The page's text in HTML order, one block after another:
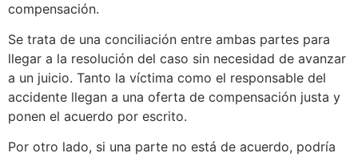
compensación.
Se trata de una conciliación entre ambas partes para
llegar a la resolución del caso sin necesidad de avanzar
a un juicio. Tanto la víctima como el responsable del
accidente llegan a una oferta de compensación justa y
ponen el acuerdo por escrito.
Por otro lado, si una parte no está de acuerdo, podría